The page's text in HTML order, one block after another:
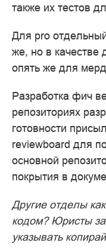
также их тестов
Для pro
же, но в качестве
опять же для
Разработка фич
репозиториях
готовности
reviewboard для
основной
покрытия в
Другие отделы
кодом? Юристы
указывать